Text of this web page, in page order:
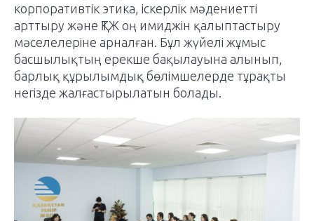
корпоративтік этика, іскерлік мәдениетті
арттыру және ҚТЖ оң имиджін қалыптастыру
мәселелеріне арналған. Бұл жүйелі жұмыс
басшылықтың ерекше бақылауына алынып,
барлық құрылымдық бөлімшелерде тұрақты
негізде жалғастырылатын болады.